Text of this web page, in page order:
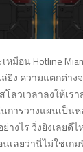
หมือน Hotline
ยิง ความแตกต่าง
โลวเวลาลงให้เร
การวางแผนเป็น
างไร วิ่งยิงเลยดี
เลยว่านี่ไม่ใช่เก